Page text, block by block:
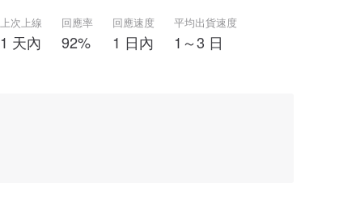
上次上線
1 天內
回應率
92%
回應速度
1 日內
平均出貨速度
1～3 日